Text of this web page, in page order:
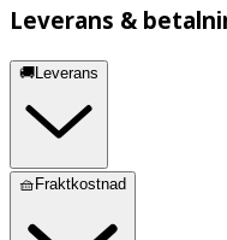
Leverans &
🚚Leverans
🧺Fraktkostnad